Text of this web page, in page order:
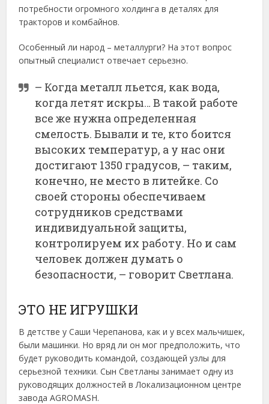
потребности огромного холдинга в деталях для
тракторов и комбайнов.
Особенный ли народ – металлурги? На этот вопрос
опытный специалист отвечает серьезно.
– Когда металл льется, как вода,
когда летят искры… В такой работе
все же нужна определенная
смелость. Бывали и те, кто боится
высоких температур, а у нас они
достигают 1350 градусов, – таким,
конечно, не место в литейке. Со
своей стороны обеспечиваем
сотрудников средствами
индивидуальной защиты,
контролируем их работу. Но и сам
человек должен думать о
безопасности, – говорит Светлана.
ЭТО НЕ ИГРУШКИ
В детстве у Саши Черепанова, как и у всех мальчишек,
были машинки. Но вряд ли он мог предположить, что
будет руководить командой, создающей узлы для
серьезной техники. Сын Светланы занимает одну из
руководящих должностей в Локализационном центре
завода AGROMASH.